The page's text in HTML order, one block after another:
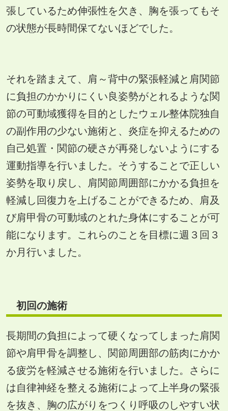
張しているため伸張性を欠き、胸を張ってもそ
の状態が長時間保てないほどでした。
それを踏まえて、肩～背中の緊張軽減と肩関節
に負担のかかりにくい良姿勢がとれるような関
節の可動域獲得を目的としたウェル整体院独自
の副作用の少ない施術と、炎症を抑えるための
自己処置・関節の硬さが再発しないようにする
運動指導を行いました。そうすることで正しい
姿勢を取り戻し、肩関節周囲部にかかる負担を
軽減し回復力を上げることができるため、肩及
び肩甲骨の可動域のとれた身体にすることが可
能になります。これらのことを目標に週３回３
か月行いました。
初回の施術
長期間の負担によって硬くなってしまった肩関
節や肩甲骨を調整し、関節周囲部の筋肉にかか
る疲労を軽減させる施術を行いました。さらに
は自律神経を整える施術によって上半身の緊張
を抜き、胸の広がりをつくり呼吸のしやすい状